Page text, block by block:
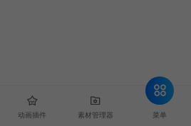
动画插件 素材管理器 菜单